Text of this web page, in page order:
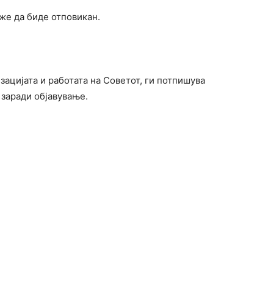
да биде отповикан.
и работата на Советот, ги потпишува
објавување.